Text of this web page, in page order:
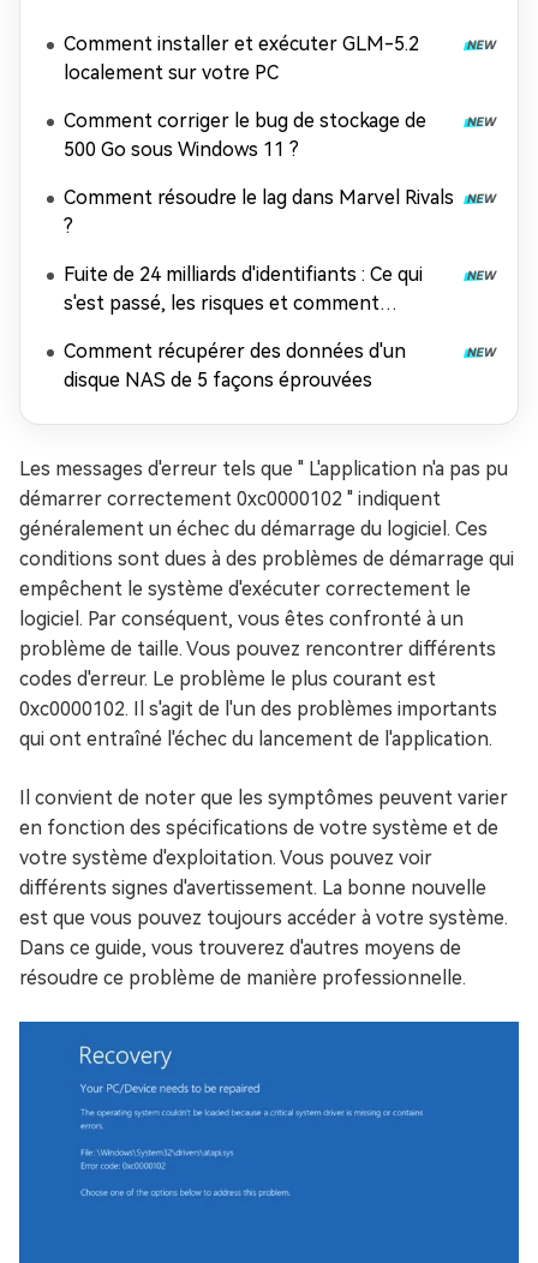
Comment installer et exécuter GLM-5.2
localement sur votre PC
Comment corriger le bug de stockage de
500 Go sous Windows 11 ?
Comment résoudre le lag dans Marvel Rivals
?
Fuite de 24 milliards d'identifiants : Ce qui
s'est passé, les risques et comment
Comment récupérer des données d'un
disque NAS de 5 façons éprouvées
Les messages d'erreur tels que " L'application n'a pas pu
démarrer correctement 0xc0000102 " indiquent
généralement un échec du démarrage du logiciel. Ces
conditions sont dues à des problèmes de démarrage qui
empêchent le système d'exécuter correctement le
logiciel. Par conséquent, vous êtes confronté à un
problème de taille. Vous pouvez rencontrer différents
codes d'erreur. Le problème le plus courant est
0xc0000102. Il s'agit de l'un des problèmes importants
qui ont entraîné l'échec du lancement de l'application.
Il convient de noter que les symptômes peuvent varier
en fonction des spécifications de votre système et de
votre système d'exploitation. Vous pouvez voir
différents signes d'avertissement. La bonne nouvelle
est que vous pouvez toujours accéder à votre système.
Dans ce guide, vous trouverez d'autres moyens de
résoudre ce problème de manière professionnelle.